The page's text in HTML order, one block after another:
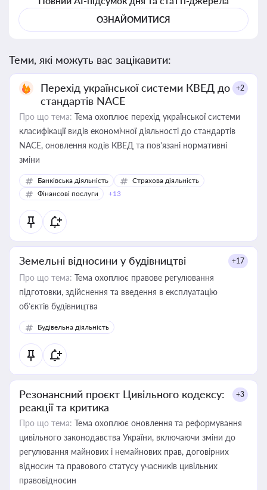
ОЗНАЙОМИТИСЯ
Теми, які можуть вас зацікавити:
Перехід української системи КВЕД до
стандартів NACE
+2
Про що тема: Тема охоплює перехід української системи
класифікації видів економічної діяльності до стандартів
NACE, оновлення кодів КВЕД та пов'язані нормативні
зміни
Банківська діяльність
Страхова діяльність
Фінансові послуги
+13
Земельні відносини у будівництві +17
Про що тема: Тема охоплює правове регулювання
підготовки, здійснення та введення в експлуатацію
об’єктів будівництва
Будівельна діяльність
Резонансний проєкт Цивільного кодексу:
реакції та критика
+3
Про що тема: Тема охоплює оновлення та реформування
цивільного законодавства України, включаючи зміни до
регулювання майнових і немайнових прав, договірних
відносин та правового статусу учасників цивільних
правовідносин